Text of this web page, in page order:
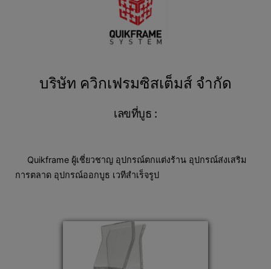
บริษัท ควิกเฟรมซิสเต็มส์ จำกัด
เลขที่บูธ :
Quikframe ผู้เชี่ยวชาญ อุปกรณ์ตกแต่งร้าน อุปกรณ์ส่งเสริม
การตลาด อุปกรณ์ออกบูธ เวทีสำเร็จรูป